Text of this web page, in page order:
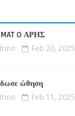
O ΑΡΗΣ
Feb 20, 2025
ώθηση
Feb 11, 2025